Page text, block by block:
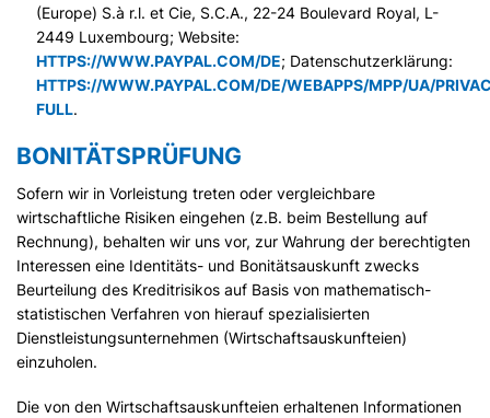
(Europe) S.à r.l. et Cie, S.C.A., 22-24 Boulevard Royal, L-
2449 Luxembourg; Website:
HTTPS://WWW.PAYPAL.COM/DE; Datenschutzerklärung:
HTTPS://WWW.PAYPAL.COM/DE/WEBAPPS/MPP/UA/
FULL.
BONITÄTSPRÜFUNG
Sofern wir in Vorleistung treten oder vergleichbare
wirtschaftliche Risiken eingehen (z.B. beim Bestellung auf
Rechnung), behalten wir uns vor, zur Wahrung der berechtigten
Interessen eine Identitäts- und Bonitätsauskunft zwecks
Beurteilung des Kreditrisikos auf Basis von mathematisch-
statistischen Verfahren von hierauf spezialisierten
Dienstleistungsunternehmen (Wirtschaftsauskunfteien)
einzuholen.
Die von den Wirtschaftsauskunfteien erhaltenen Informationen